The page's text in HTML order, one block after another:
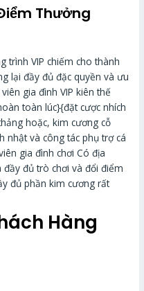
Thưởng
trình VIP chiếm cho thành
lại đầy đủ đặc quyền và ưu
gia đình VIP kiên thế
toàn lúc}{đặt cược nhích
hoặc, kim cương cỗ
nhật và công tác phụ trợ cá
gia đình chơi Có địa
đủ trò chơi và đổi điểm
đủ phần kim cương rất
Hàng